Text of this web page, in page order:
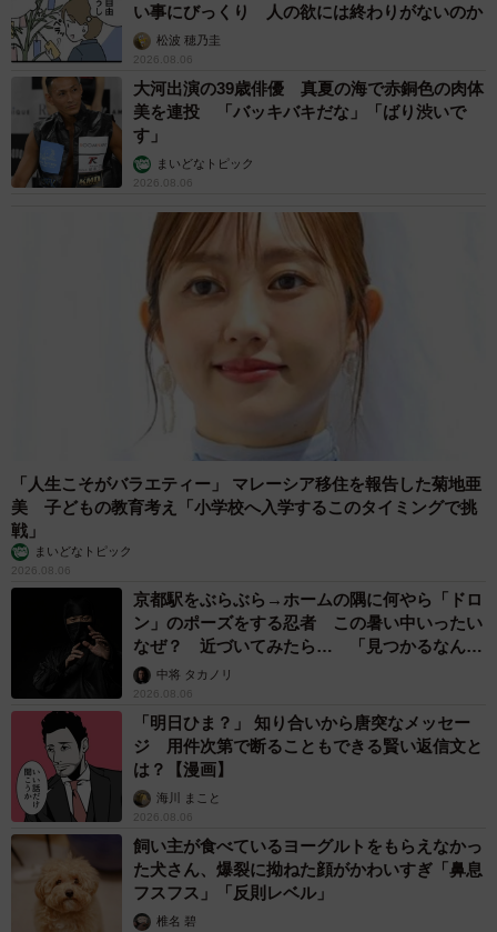
ます。今回のじゃがいもで言えば、芽や皮が緑色に変色し
ている部分に『ソラニン』が含まれる可能性があります」
と注意を呼びかけます。
ソラニンは、大量に摂取すると食中毒の原因となる天然毒
素です。市販のじゃがいもは農家などが適切に栽培管理を
が、家庭菜園では扱いに注意しないと毒素を多く含むじゃ
がいもができてしまうことも。じゃがいもが熟してから収
穫する、傷をつけないようにする。また食べる際は、芽や
その周辺、緑色の部分は取り除き、皮をしっかりむくなど
の対策が重要です。（参考：
農林水産省｜じゃがいもによ
る食中毒を予防するために
「まずは簡単なレタスやネギから小さく始めて、少しずつ
道具や土作り、育て方を調べながら無理せず楽しむことが
大切だと思います。家族全員で取り組める趣味の1つになれ
ば嬉しいです」
い事にびっくり 人の欲には終わりがないのか
松波 穂乃圭
2026.08.06
大河出演の39歳俳優 真夏の海で赤銅色の肉体
美を連投 「バッキバキだな」「ばり渋いで
す」
まいどなトピック
2026.08.06
「人生こそがバラエティー」 マレーシア移住を報告した菊地亜
美 子どもの教育考え「小学校へ入学するこのタイミングで挑
戦」
まいどなトピック
2026.08.06
京都駅をぶらぶら→ホームの隅に何やら「ドロ
ン」のポーズをする忍者 この暑い中いったい
なぜ？ 近づいてみたら… 「見つかるなんて
未熟」中将 タカノリ
2026.08.06
「明日ひま？」 知り合いから唐突なメッセー
ジ 用件次第で断ることもできる賢い返信文と
は？【漫画】
海川 まこと
2026.08.06
飼い主が食べているヨーグルトをもらえなかっ
た犬さん、爆裂に拗ねた顔がかわいすぎ「鼻息
フスフス」「反則レベル」
椎名 碧